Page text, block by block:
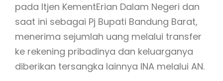
pada Itjen KementErian Dalam Negeri dan
saat ini sebagai Pj Bupati Bandung Barat,
menerima sejumlah uang melalui transfer
ke rekening pribadinya dan keluarganya
diberikan tersangka lainnya INA melalui AN.